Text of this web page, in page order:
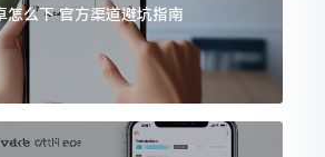
么下 官方渠道避坑指南